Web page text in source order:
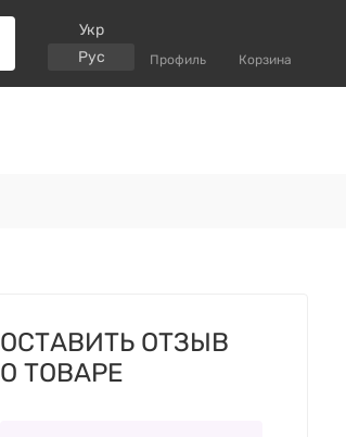
Укр
Рус
Профиль Корзина
ОСТАВИТЬ ОТЗЫВ
О ТОВАРЕ